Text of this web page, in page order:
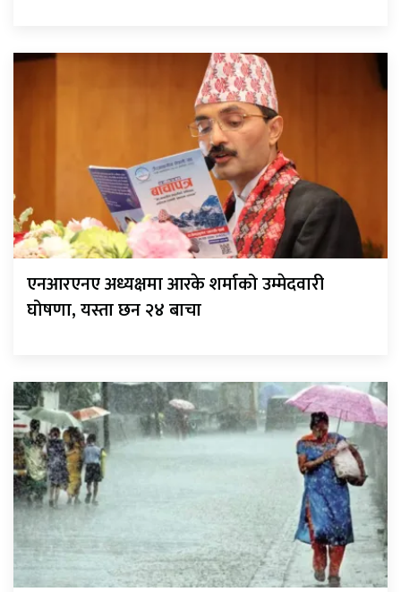
एनआरएनए अध्यक्षमा आरके शर्माको उम्मेदवारी
घोषणा, यस्ता छन २४ बाचा